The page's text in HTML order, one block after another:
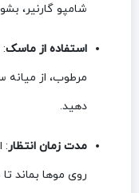
شامپو گارنیر،
استفاده از ماسک
مرطوب، از میانه
دهید.
مدت زمان انتظار
روی موها بماند